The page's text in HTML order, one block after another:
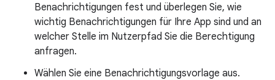
Benachrichtigungen fest und überlegen Sie, wie
wichtig Benachrichtigungen für Ihre App sind und an
welcher Stelle im Nutzerpfad Sie die Berechtigung
anfragen.
Wählen Sie eine Benachrichtigungsvorlage aus.